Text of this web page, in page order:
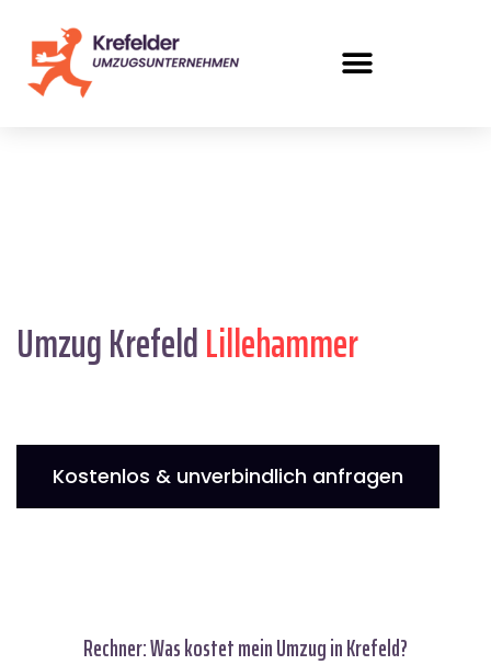
Umzug KrefeldLillehammer
Kostenlos & unverbindlich anfragen
Rechner: Was kostet mein Umzug in Krefeld?